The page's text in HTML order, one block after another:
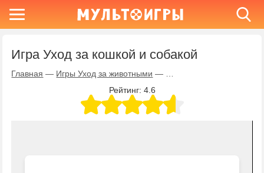
Игра Уход за кошкой и собакой
Главная — Игры Уход за животными —
Рейтинг: 4.6